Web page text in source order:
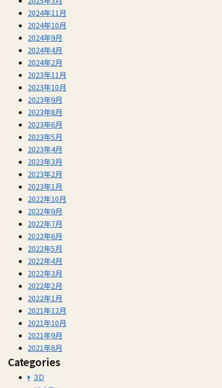
2024年11月
2024年10月
2024年9月
2024年4月
2024年2月
2023年11月
2023年10月
2023年9月
2023年8月
2023年6月
2023年5月
2023年4月
2023年3月
2023年2月
2023年1月
2022年10月
2022年9月
2022年7月
2022年6月
2022年5月
2022年4月
2022年3月
2022年2月
2022年1月
2021年12月
2021年10月
2021年9月
2021年8月
Categories
３D